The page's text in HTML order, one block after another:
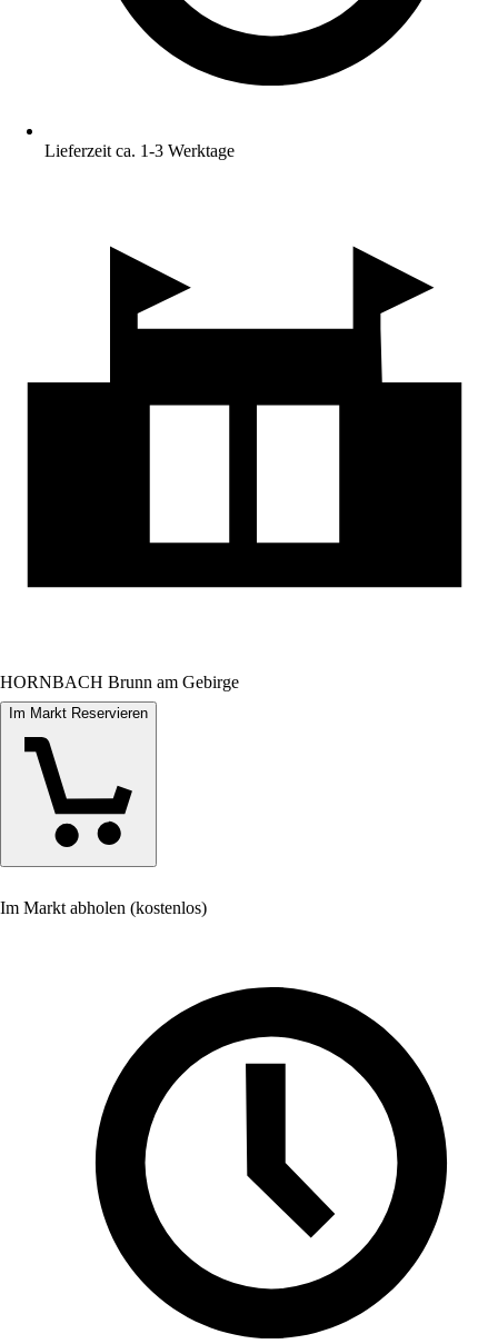
Lieferzeit ca. 1-3 Werktage
HORNBACH Brunn am Gebirge
Im Markt Reservieren
Im Markt abholen (kostenlos)